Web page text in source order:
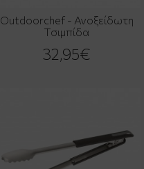
Outdoorchef - Ανοξείδωτη
Τσιμπίδα
32,95€